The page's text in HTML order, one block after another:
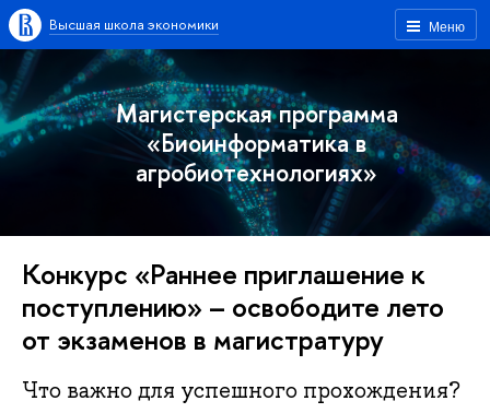
Меню
Высшая школа экономики
Магистерская программа
«Биоинформатика в
агробиотехнологиях»
Конкурс «Раннее приглашение к
поступлению» – освободите лето
от экзаменов в магистратуру
Что важно для успешного прохождения?